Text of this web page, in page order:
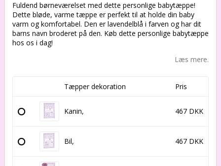
Fuldend børneværelset med dette personlige babytæppe!
Dette bløde, varme tæppe er perfekt til at holde din baby
varm og komfortabel. Den er lavendelblå i farven og har dit
barns navn broderet på den. Køb dette personlige babytæppe
hos os i dag!
Læs mere.
Tæpper dekoration Pris
Kanin, 467 DKK
Bil, 467 DKK